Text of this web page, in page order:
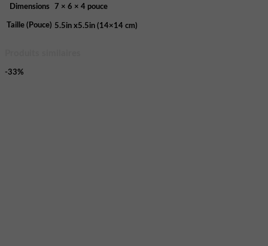
Dimensions
7 × 6 × 4 pouce
Taille (Pouce) 5.5in x5.5in (14×14 cm)
-33%